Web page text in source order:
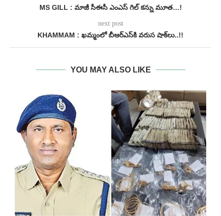
MS GILL : మాజీ సీఈసీ ఎంఎస్ గిల్ కన్ను మూత…!
next post
KHAMMAM : ఖమ్మంలో బీఆర్​ఎస్​కి వరుస షాక్​లు​..!!
YOU MAY ALSO LIKE